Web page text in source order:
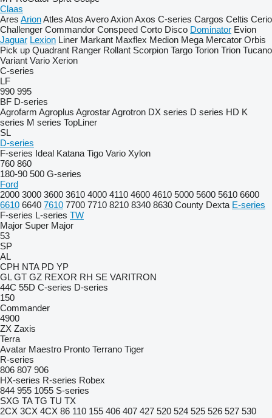
Claas
Ares ArionAtles Atos AveroAxionAxos C-series Cargos Celtis Cerio
Challenger Commandor Conspeed Corto Disco Dominator Evion
Jaguar Lexion Liner Markant Maxflex Medion Mega Mercator Orbis
Pick up Quadrant Ranger Rollant Scorpion Targo Torion Trion Tucano
Variant Vario Xerion
C-series
LF
990 995
BF D-series
Agrofarm Agroplus AgrostarAgrotron DX series D series HD K
series M series TopLiner
SL
D-series
F-series Ideal Katana Tigo Vario Xylon
760 860
180-90 500 G-series
Ford
2000 3000 3600 3610 4000 4110 4600 4610 5000 5600 5610 6600
6610 6640 7610 7700 7710 8210 8340 8630 County Dexta E-series
F-series L-series TW
Major Super Major
53
SP
AL
CPH NTA PD YP
GL GT GZ REXOR RH SE VARITRON
44C 55D C-series D-series
150
Commander
4900
ZX Zaxis
Terra
Avatar Maestro Pronto Terrano Tiger
R-series
806 807 906
HX-series R-series Robex
844 955 1055 S-series
SXG TA TG TU TX
2CX 3CX 4CX 86 110 155 406 407 427 520 524 525 526 527 530